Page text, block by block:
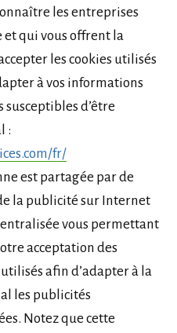
les entreprises
et qui vous offrent la
les cookies utilisés
à vos informations
d’être
:
fr/
est partagée par de
la publicité sur Internet
vous permettant
acceptation des
afin d’adapter à la
les publicités
Notez que cette